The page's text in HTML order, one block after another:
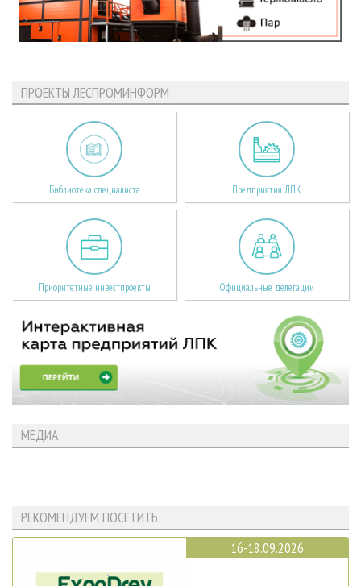
ПРОЕКТЫ ЛЕСПРОМИНФОРМ
Библиотека специалиста Предприятия ЛПК
Приоритетные инвестпроекты Официальные делегации
МЕДИА
РЕКОМЕНДУЕМ ПОСЕТИТЬ
16-18.09.2026